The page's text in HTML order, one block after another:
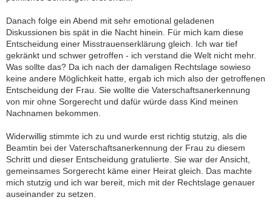
Danach folge ein Abend mit sehr emotional geladenen
Diskussionen bis spät in die Nacht hinein. Für mich kam diese
Entscheidung einer Misstrauenserklärung gleich. Ich war tief
gekränkt und schwer getroffen - ich verstand die Welt nicht mehr.
Was sollte das? Da ich nach der damaligen Rechtslage sowieso
keine andere Möglichkeit hatte, ergab ich mich also der getroffenen
Entscheidung der Frau. Sie wollte die Vaterschaftsanerkennung
von mir ohne Sorgerecht und dafür würde dass Kind meinen
Nachnamen bekommen.
Widerwillig stimmte ich zu und wurde erst richtig stutzig, als die
Beamtin bei der Vaterschaftsanerkennung der Frau zu diesem
Schritt und dieser Entscheidung gratulierte. Sie war der Ansicht,
gemeinsames Sorgerecht käme einer Heirat gleich. Das machte
mich stutzig und ich war bereit, mich mit der Rechtslage genauer
auseinander zu setzen.